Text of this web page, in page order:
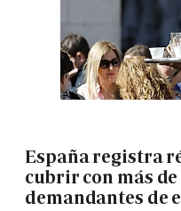
España registra
cubrir con más
demandantes de